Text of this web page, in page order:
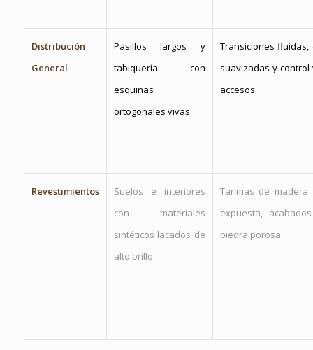
Distribución
General
Pasillos largos y
tabiquería con
esquinas
ortogonales vivas.
Transiciones fluidas,
suavizadas y
accesos.
Revestimientos
Suelos e interiores
con materiales
sintéticos lacados de
alto brillo.
Tarimas de madera
expuesta,
piedra porosa.